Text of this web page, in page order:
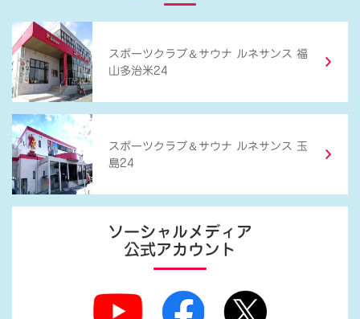
スポーツクラブ ＆ サウナ ルネサンス 福
山多治米24
スポーツクラブ ＆ サウナ ルネサンス 玉
島24
ソーシャルメディア
公式アカウント